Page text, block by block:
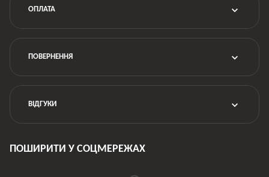
ОПЛАТА
ПОВЕРНЕННЯ
ВІДГУКИ
ПОШИРИТИ У СОЦМЕРЕЖАХ